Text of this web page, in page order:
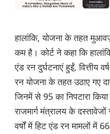
हालांकि, योजना के तहत
कम है। कोर्ट ने कहा कि
एंड रन दुर्घटनाएं हुईं, वित्तीय
रन योजना के तहत उठाए गए
जिनमें से 95 का निपटारा
राजमार्ग मंत्रालय के
वर्षों में हिट एंड रन मामलों में